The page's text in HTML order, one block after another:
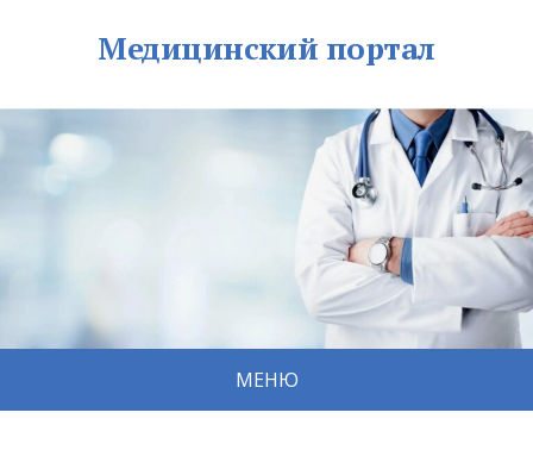
Медицинский портал
МЕНЮ